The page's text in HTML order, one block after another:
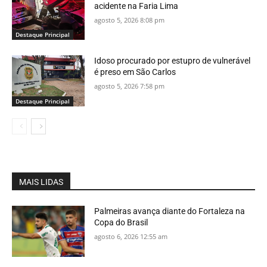
Destaque Principal
acidente na Faria Lima
agosto 5, 2026 8:08 pm
Destaque Principal
Idoso procurado por estupro de vulnerável
é preso em São Carlos
agosto 5, 2026 7:58 pm
MAIS LIDAS
Palmeiras avança diante do Fortaleza na
Copa do Brasil
agosto 6, 2026 12:55 am